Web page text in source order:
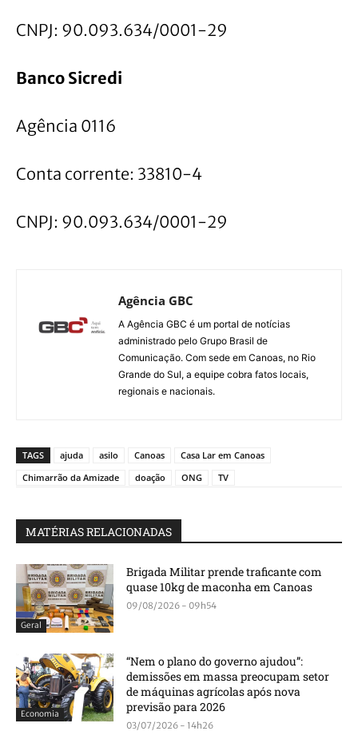
CNPJ: 90.093.634/0001-29
Banco Sicredi
Agência 0116
Conta corrente: 33810-4
CNPJ: 90.093.634/0001-29
Agência GBC
A Agência GBC é um portal de notícias
administrado pelo Grupo Brasil de
Comunicação. Com sede em Canoas, no Rio
Grande do Sul, a equipe cobra fatos locais,
regionais e nacionais.
TAGS ajuda asilo Canoas
Casa Lar em Canoas
Chimarrão da Amizade
doação ONG TV
MATÉRIAS RELACIONADAS
Geral
Brigada Militar prende traficante com
quase 10kg de maconha em Canoas
09/08/2026 - 09h54
Economia
“Nem o plano do governo ajudou”:
demissões em massa preocupam setor
de máquinas agrícolas após nova
previsão para 2026
03/07/2026 - 14h26